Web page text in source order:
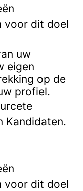
voor dit doel
uw
eigen
op de
profiel.
Kandidaten.
voor dit doel